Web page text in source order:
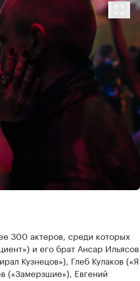
300 актеров, среди которых
и его брат Ансар Ильясов
Кузнецов»), Глеб Кулаков («Я
(«Замерзшие»), Евгений